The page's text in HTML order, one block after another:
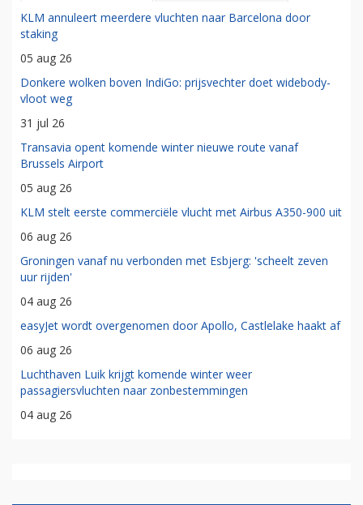
KLM annuleert meerdere vluchten naar Barcelona door
staking
05 aug 26
Donkere wolken boven IndiGo: prijsvechter doet widebody-
vloot weg
31 jul 26
Transavia opent komende winter nieuwe route vanaf
Brussels Airport
05 aug 26
KLM stelt eerste commerciële vlucht met Airbus A350-900 uit
06 aug 26
Groningen vanaf nu verbonden met Esbjerg: 'scheelt zeven
uur rijden'
04 aug 26
easyJet wordt overgenomen door Apollo, Castlelake haakt af
06 aug 26
Luchthaven Luik krijgt komende winter weer
passagiersvluchten naar zonbestemmingen
04 aug 26